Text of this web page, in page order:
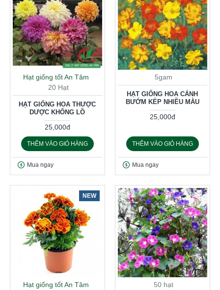
Hạt giống tốt An Tâm
20 Hạt
HẠT GIỐNG HOA THƯỢC
DƯỢC KHỔNG LỒ
25,000đ
THÊM VÀO GIỎ HÀNG
Mua ngay
5gam
HẠT GIỐNG HOA CÁNH
BƯỚM KÉP NHIỀU MÀU
25,000đ
THÊM VÀO GIỎ HÀNG
Mua ngay
NEW
Hạt giống tốt An Tâm
50 hạt